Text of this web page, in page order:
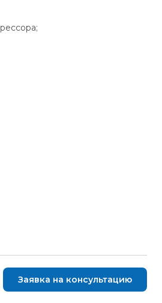
Заявка на консультацию